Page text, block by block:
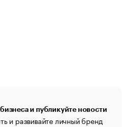
и публикуйте новости
и развивайте личный бренд